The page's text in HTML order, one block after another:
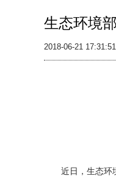
生态环境
2018-06-21 17:31:51
近日，生态环境